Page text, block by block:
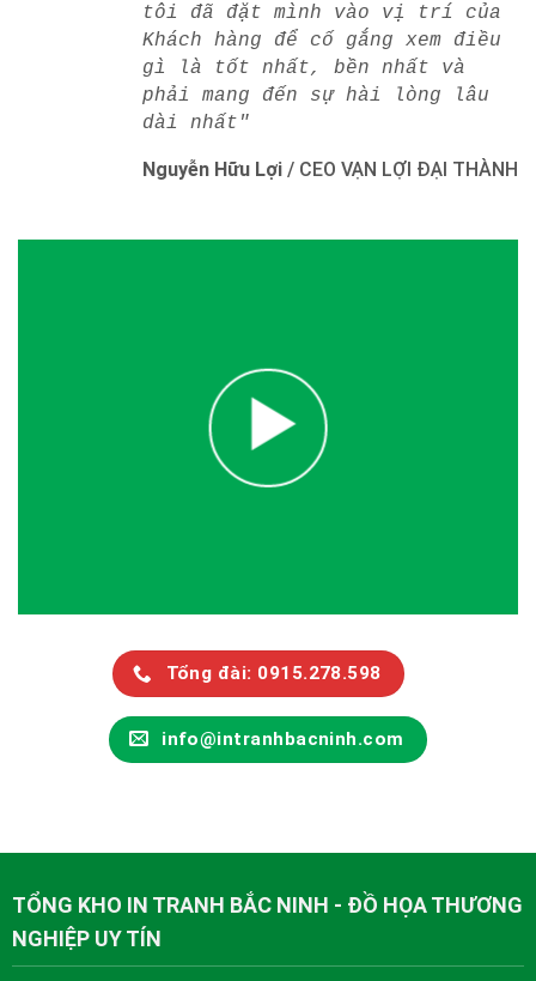
tôi đã đặt mình vào vị trí của
Khách hàng để cố gắng xem điều
gì là tốt nhất, bền nhất và
phải mang đến sự hài lòng lâu
dài nhất"
Nguyễn Hữu Lợi / CEO VẠN LỢI ĐẠI THÀNH
Tổng đài: 0915.278.598
info@intranhbacninh.com
TỔNG KHO IN TRANH BẮC NINH - ĐỒ HỌA THƯƠNG
NGHIỆP UY TÍN